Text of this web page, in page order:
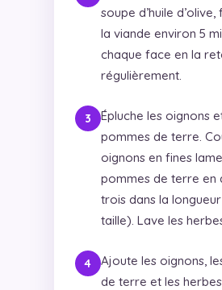
soupe d’huile
la viande environ 5
chaque face en la
régulièrement.
Épluche les oignons
pommes de terre.
oignons en fines
pommes de terre en
trois dans la
taille). Lave les
Ajoute les oignons,
de terre et les